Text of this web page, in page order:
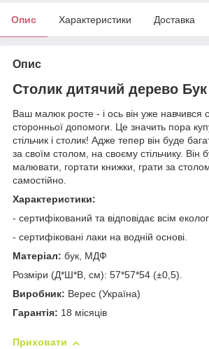
Опис Характеристики Доставка
Опис
Столик дитячий дерево
Ваш малюк росте - і ось він уже навчився
сторонньої допомоги. Це значить пора
стільчик і столик! Адже тепер він буде
за своїм столом, на своєму стільчику. Він
малювати, гортати книжки, грати за
самостійно.
Характеристики:
- сертифікований та відповідає всім
- сертифіковані лаки на водній основі.
Матеріал: бук, МДФ
Розміри (Д*Ш*В, см): 57*57*54 (±0,5).
Виробник: Верес (Україна)
Гарантія: 18 місяців
Приховати